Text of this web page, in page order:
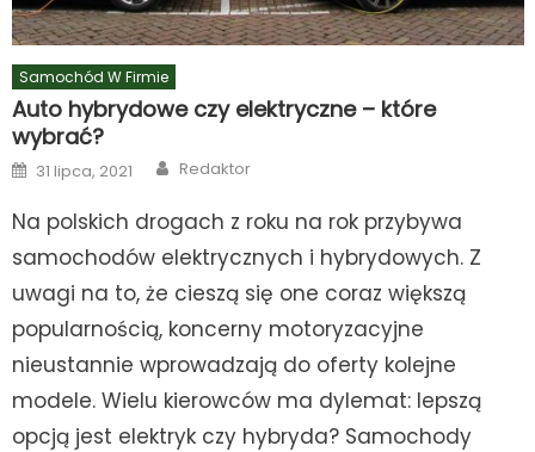
Samochód W Firmie
Auto hybrydowe czy elektryczne – które
wybrać?
Posted
on
31 lipca, 2021 Author
Redaktor
Na polskich drogach z roku na rok przybywa
samochodów elektrycznych i hybrydowych. Z
uwagi na to, że cieszą się one coraz większą
popularnością, koncerny motoryzacyjne
nieustannie wprowadzają do oferty kolejne
modele. Wielu kierowców ma dylemat: lepszą
opcją jest elektryk czy hybryda? Samochody